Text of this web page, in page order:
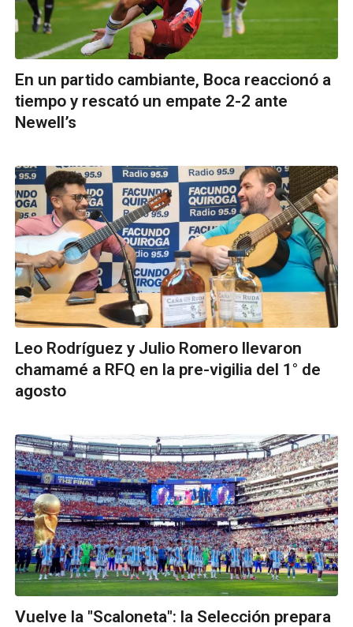
En un partido cambiante, Boca reaccionó a
tiempo y rescató un empate 2-2 ante
Newell’s
Leo Rodríguez y Julio Romero llevaron
chamamé a RFQ en la pre-vigilia del 1° de
agosto
Vuelve la "Scaloneta": la Selección prepara